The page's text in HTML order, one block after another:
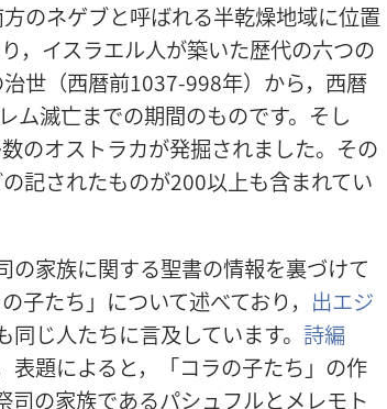
のネゲブと呼ばれる半乾燥地域に位置
，イスラエル人が築いた歴代の六つの
世（西暦前1037-998年）から，西暦
ム滅亡までの期間のものです。そし
のオストラカが発掘されました。その
記されたものが200以上も含まれてい
の家族に関する聖書の情報を裏づけて
子たち」について述べており， 出エジ
同じ人たちに言及しています。 詩編
表題によると，「コラの子たち」の作
の家族であるパシュフルとメレモト